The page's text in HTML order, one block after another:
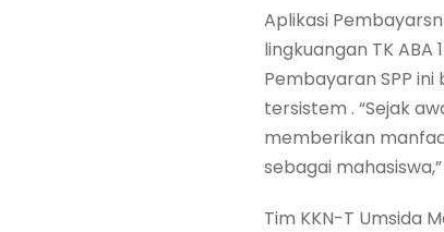
Aplikasi
lingkuangan TK ABA
Pembayaran SPP
tersistem . “Sejak
memberikan
sebagai
Tim KKN-T Umsida